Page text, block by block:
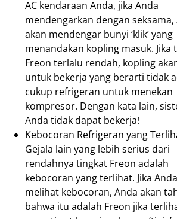
AC kendaraan Anda, jika Anda
mendengarkan dengan seksama,
akan mendengar bunyi ‘klik’ yang
menandakan kopling masuk. Jika
Freon terlalu rendah, kopling
untuk bekerja yang berarti tidak
cukup refrigeran untuk menekan
kompresor. Dengan kata lain,
Anda tidak dapat bekerja!
Kebocoran Refrigeran yang
Gejala lain yang lebih serius dari
rendahnya tingkat Freon adalah
kebocoran yang terlihat. Jika Anda
melihat kebocoran, Anda akan
bahwa itu adalah Freon jika